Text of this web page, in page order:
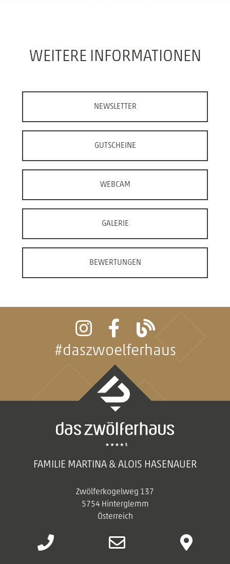
WEITERE INFORMATIONEN
NEWSLETTER
GUTSCHEINE
WEBCAM
GALERIE
BEWERTUNGEN
#daszwoelferhaus
FAMILIE MARTINA & ALOIS HASENAUER
Zwölferkogelweg 137
5754 Hinterglemm
Österreich